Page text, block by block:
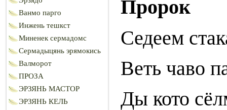
Ванмо парго
Инжень тешкст
Миненек сермадомс
Сермадыцянь эрямокись
Валморот
ПРОЗА
ЭРЗЯНЬ МАСТОР
ЭРЗЯНЬ КЕЛЬ
Пророк
Седеем
Веть чаво
Ды кото